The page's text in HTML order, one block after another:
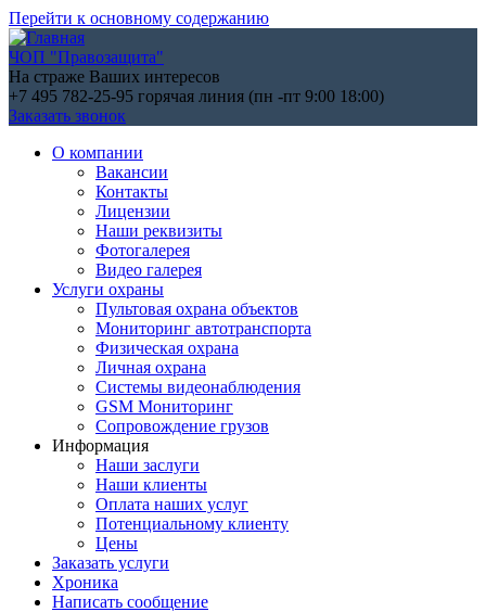
Перейти к основному содержанию
ЧОП "Правозащита"
На страже Ваших интересов
+7 495 782-25-95 горячая линия (пн -пт 9:00 18:00)
Заказать звонок
О компании
Вакансии
Контакты
Лицензии
Наши реквизиты
Фотогалерея
Видео галерея
Услуги охраны
Пультовая охрана объектов
Мониторинг автотранспорта
Физическая охрана
Личная охрана
Системы видеонаблюдения
GSM Мониторинг
Сопровождение грузов
Информация
Наши заслуги
Наши клиенты
Оплата наших услуг
Потенциальному клиенту
Цены
Заказать услуги
Хроника
Написать сообщение